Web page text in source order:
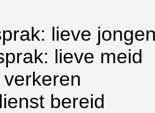
lieve
lieve meid
bereid